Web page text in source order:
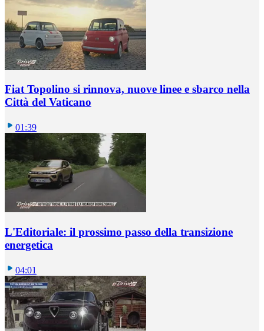
Fiat Topolino si rinnova, nuove linee e sbarco nella
Città del Vaticano
01:39
L'Editoriale: il prossimo passo della transizione
energetica
04:01